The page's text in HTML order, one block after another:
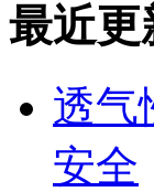
最近更
透气
安全